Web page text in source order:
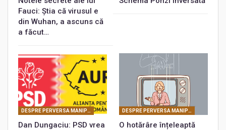
Fauci: Știa că virusul e
din Wuhan, a ascuns că
a făcut…
DESPRE PERVERSA MANIPULARE MASONICĂ
Dan Dungaciu: PSD vrea
DESPRE PERVERSA MANIPULARE MASONICĂ
O hotărâre înțeleaptă